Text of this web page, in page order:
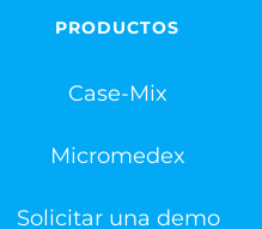
PRODUCTOS
Case-Mix
Micromedex
Solicitar una demo